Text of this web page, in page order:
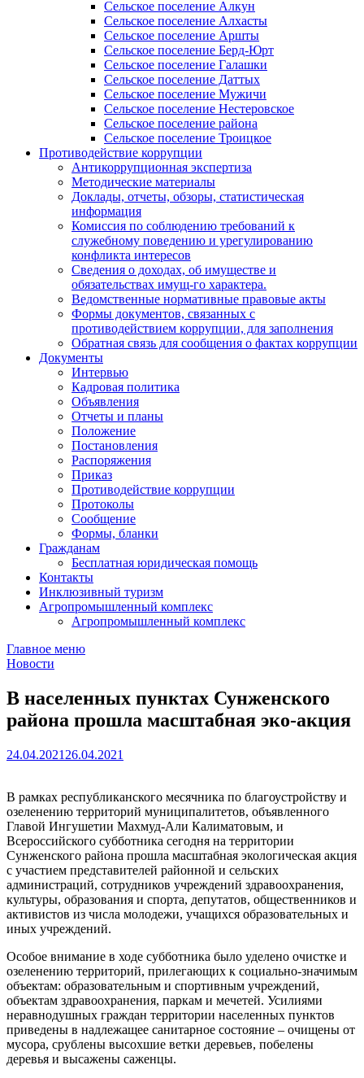
Сельское поселение Алкун
Сельское поселение Алхасты
Сельское поселение Аршты
Сельское поселение Берд-Юрт
Сельское поселение Галашки
Сельское поселение Даттых
Сельское поселение Мужичи
Сельское поселение Нестеровское
Сельское поселение района
Сельское поселение Троицкое
Противодействие коррупции
Антикоррупционная экспертиза
Методические материалы
Доклады, отчеты, обзоры, статистическая
информация
Комиссия по соблюдению требований к
служебному поведению и урегулированию
конфликта интересов
Сведения о доходах, об имуществе и
обязательствах имущ-го характера.
Ведомственные нормативные правовые акты
Формы документов, связанных с
противодействием коррупции, для заполнения
Обратная связь для сообщения о фактах коррупции
Документы
Интервью
Кадровая политика
Объявления
Отчеты и планы
Положение
Постановления
Распоряжения
Приказ
Противодействие коррупции
Протоколы
Сообщение
Формы, бланки
Гражданам
Бесплатная юридическая помощь
Контакты
Инклюзивный туризм
Агропромышленный комплекс
Агропромышленный комплекс
Главное меню
Новости
В населенных пунктах Сунженского
района прошла масштабная эко-акция
24.04.2021 26.04.2021
В рамках республиканского месячника по благоустройству и
озеленению территорий муниципалитетов, объявленного
Главой Ингушетии Махмуд-Али Калиматовым, и
Всероссийского субботника сегодня на территории
Сунженского района прошла масштабная экологическая акция
с участием представителей районной и сельских
администраций, сотрудников учреждений здравоохранения,
культуры, образования и спорта, депутатов, общественников и
активистов из числа молодежи, учащихся образовательных и
иных учреждений.
Особое внимание в ходе субботника было уделено очистке и
озеленению территорий, прилегающих к социально-значимым
объектам: образовательным и спортивным учреждений,
объектам здравоохранения, паркам и мечетей. Усилиями
неравнодушных граждан территории населенных пунктов
приведены в надлежащее санитарное состояние – очищены от
мусора, срублены высохшие ветки деревьев, побелены
деревья и высажены саженцы.